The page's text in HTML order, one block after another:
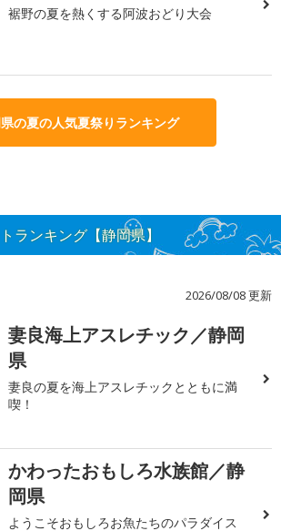
裾野の夏を熱くする阿波おどり大会
の夏の人気夏祭りランキング
ランキング【静岡県】
2026/08/08 更新
妻良海上アスレチック／静岡
県
妻良の夏を海上アスレチックとともに満
喫！
かわったおもしろ水族館／静
岡県
ようこそおもしろお魚たちのパラダイス